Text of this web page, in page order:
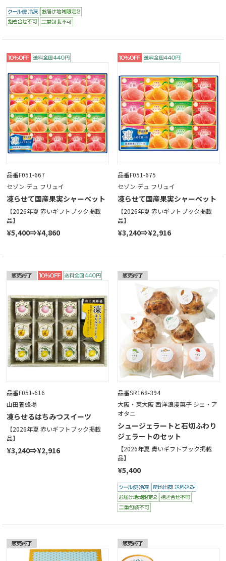
品番F051-667
セゾン デュ フリュイ
凍らせて国産果実シャーベット
【2026年夏 赤いギフトブック掲載
品】
¥5,400⇒¥4,860
品番F051-675
セゾン デュ フリュイ
凍らせて国産果実シャーベット
【2026年夏 赤いギフトブック掲載
品】
¥3,240⇒¥2,916
品番F051-616
山田養蜂場
凍らせるはちみつスイーツ
【2026年夏 赤いギフトブック掲載
品】
¥3,240⇒¥2,916
品番SR168-394
大阪・東大阪 西洋浪漫菓子 シェ・ア
オタニ
シュージェラートと石切ふわり
ジェラートのセット
【2026年夏 青いギフトブック掲載
品】
¥5,400